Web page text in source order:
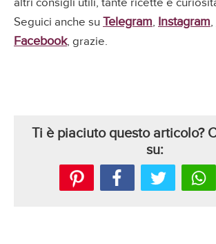
altri consigli utili, tante ricette e
Seguici anche su Telegram, Instagram,
Facebook, grazie.
Ti è piaciuto questo articolo?
su: